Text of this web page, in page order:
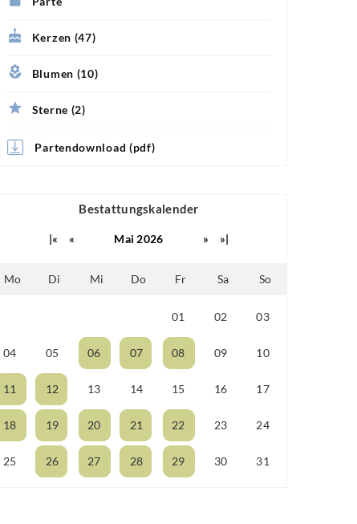
Kerzen (47)
Blumen (10)
Sterne (2)
Partendownload (pdf)
Bestattungskalender
|« « Mai 2026 » »|
Mo Di Mi Do Fr Sa So
01 02 03
04 05 06 07 08 09 10
11 12 13 14 15 16 17
18 19 20 21 22 23 24
25 26 27 28 29 30 31